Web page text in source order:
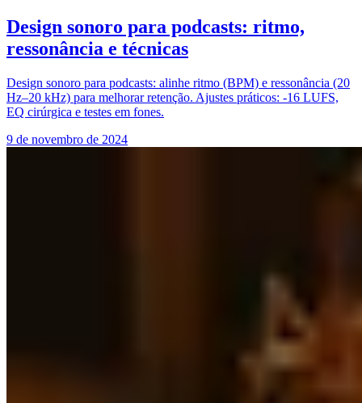
Design sonoro para podcasts: ritmo,
ressonância e técnicas
Design sonoro para podcasts: alinhe ritmo (BPM) e ressonância (20
Hz–20 kHz) para melhorar retenção. Ajustes práticos: -16 LUFS,
EQ cirúrgica e testes em fones.
9 de novembro de 2024